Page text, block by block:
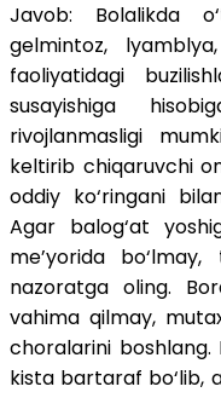
Javob: Bolalikda
gelmintoz,
faoliyatidagi
susayishiga
rivojlanmasligi
keltirib chiqaruvchi
oddiy ko‘ringani
Agar balog‘at
me’yorida
nazoratga oling.
vahima qilmay,
choralarini
kista bartaraf bo‘lib,